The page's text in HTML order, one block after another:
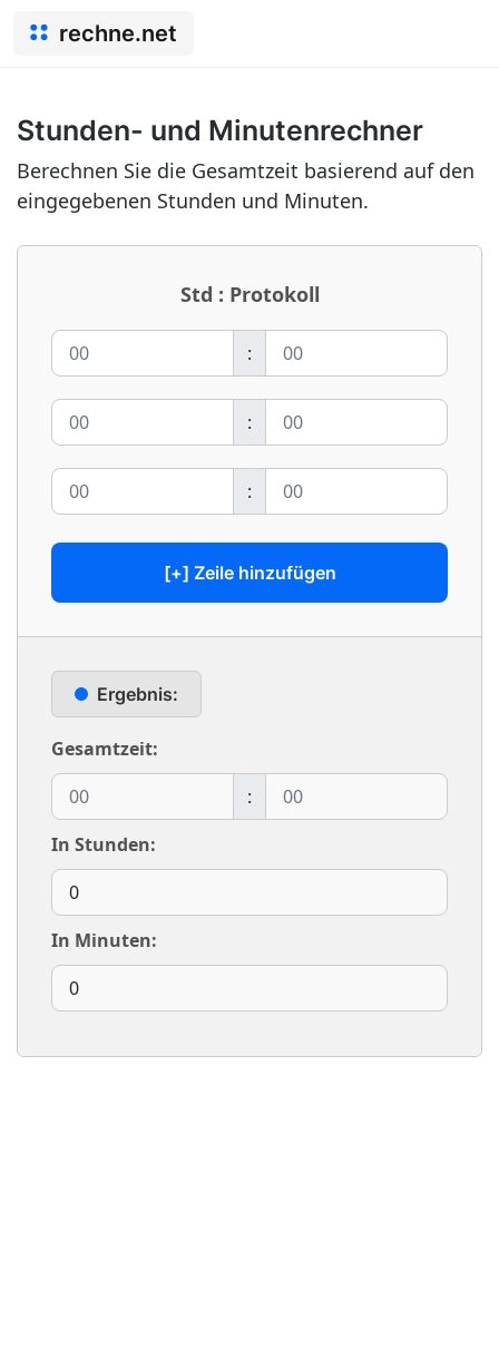
rechne.net
Stunden- und Minutenrechner
Berechnen Sie die Gesamtzeit basierend auf den
eingegebenen Stunden und Minuten.
Std : Protokoll
:
:
:
[+] Zeile hinzufügen
Ergebnis:
Gesamtzeit:
:
In Stunden:
In Minuten: